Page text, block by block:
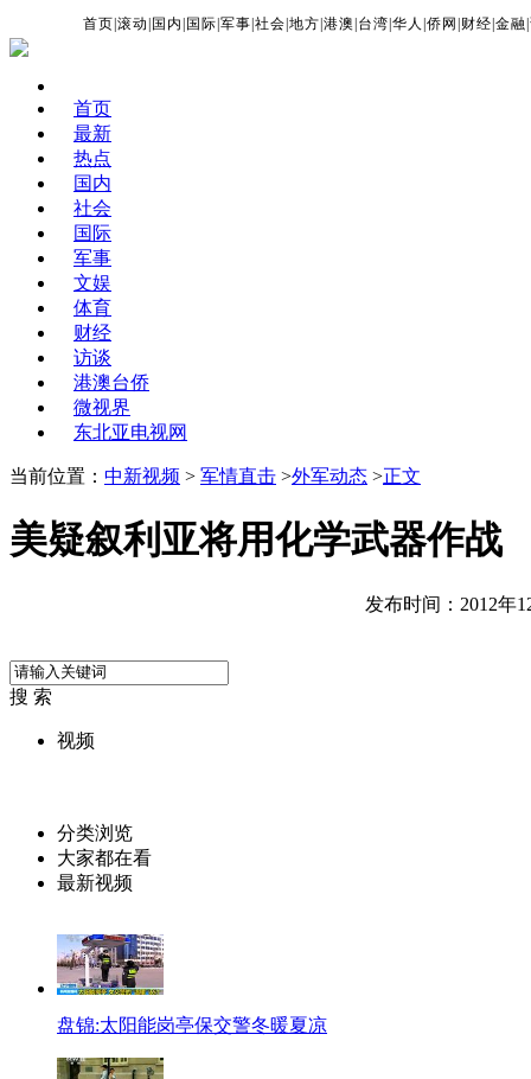
首页 |滚动 国内 国际 |军事 |社会 |地方 |港澳 台湾 |华人 |侨网 财经 |金融 |
首页
最新
热点
国内
社会
国际
军事
文娱
体育
财经
访谈
港澳台侨
微视界
东北亚电视网
当前位置： 中新视频 > 军情直击 >外军动态 >正文
美疑叙利亚将用化学武器作战
发布时间：2012年
搜 索
视频
分类浏览
大家都在看
最新视频
盘锦:太阳能岗亭保交警冬暖夏凉